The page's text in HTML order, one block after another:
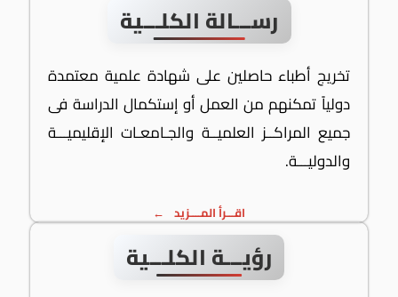
رســـالة الكلـــية
تخريج أطباء حاصلين على شهادة علمية معتمدة
دولياً تمكنهم من العمل أو إستكمال الدراسة فى
جميع المراكــز العلميــة والجـامعـات الإقليميـــة
والدوليـــة.
اقـــرأ المــــزيد
رؤيـــة الكلـــية